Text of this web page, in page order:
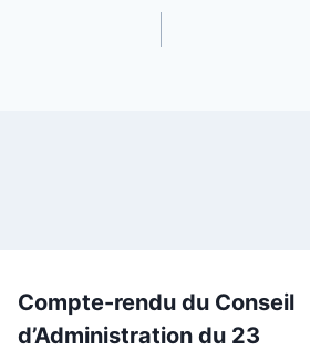
Compte-rendu du Conseil
d’Administration du 23